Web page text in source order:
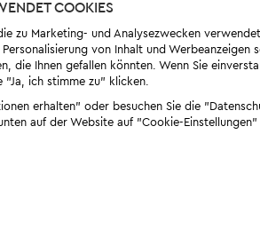
COOKIES
zu Marketing- und Analysezwecken
von Inhalt und Werbeanzeigen
Ihnen gefallen könnten. Wenn Sie
"Ja, ich stimme zu" klicken.
erhalten" oder besuchen Sie die
auf der Website auf "Cookie-Einstellungen"